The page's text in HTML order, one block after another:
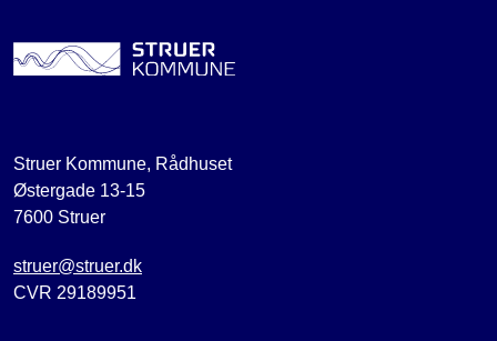
Struer Kommune, Rådhuset
Østergade 13-15
7600 Struer
struer@struer.dk
CVR 29189951